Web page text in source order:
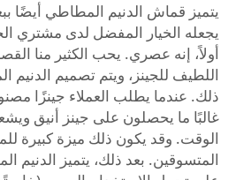
يتميز قماش الدنيم المطاطي أيضًا
يجعله الخيار المفضل لدى مشتري
أولاً، إنه عصري. يحب الكثير منا
اللطيف للجينز، ويتم تصميم الدنيم
ذلك. عندما يطلب العملاء جينزًا
الوقت. وقد يكون ذلك ميزة كبيرة
المتسوقين. بعد ذلك، يتميز الدنيم